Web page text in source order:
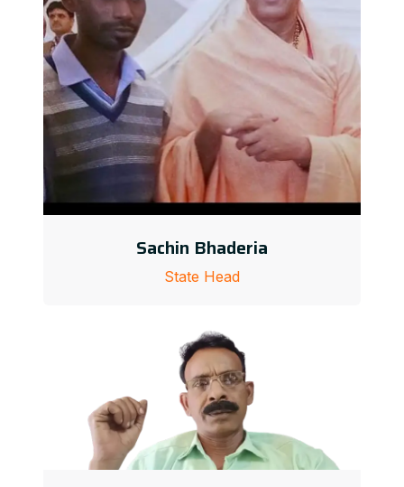
Sachin Bhaderia
State Head